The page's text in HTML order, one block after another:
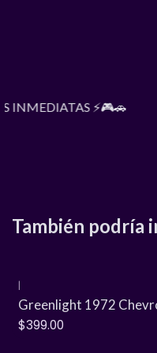
INMEDIATAS ⚡🎮🚗
También podría
|
Greenlight 1972
$399.00